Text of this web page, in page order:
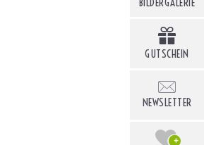
GUTSCHEIN
NEWSLETTER
+